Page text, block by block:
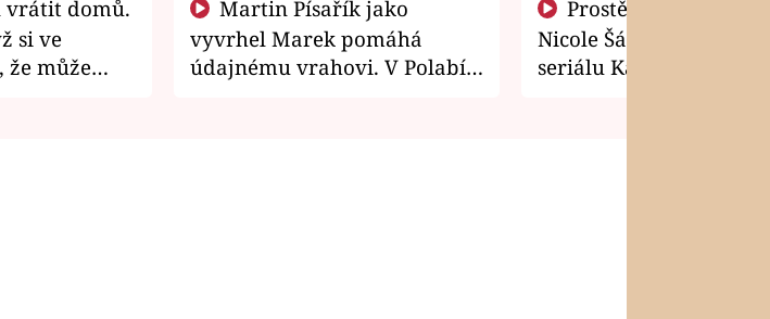
si ve
že může
vyvrhel Marek pomáhá
údajnému vrahovi. V Polabí
Nicole Šáchová získala
seriálu Kamarádi